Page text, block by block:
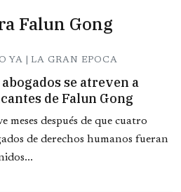
Falun Gong
YA | LA GRAN EPOCA
se atreven a
de Falun Gong
meses después de que cuatro
de derechos humanos fueran